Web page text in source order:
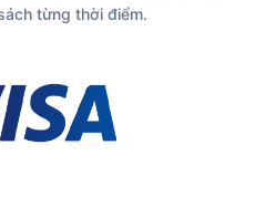
từng thời điểm.